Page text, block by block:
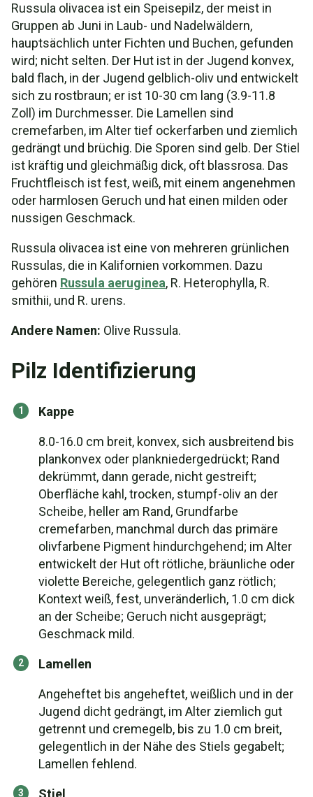
Russula olivacea ist ein Speisepilz, der meist in
Gruppen ab Juni in Laub- und Nadelwäldern,
hauptsächlich unter Fichten und Buchen, gefunden
wird; nicht selten. Der Hut ist in der Jugend konvex,
bald flach, in der Jugend gelblich-oliv und entwickelt
sich zu rostbraun; er ist 10-30 cm lang (3.9-11.8
Zoll) im Durchmesser. Die Lamellen sind
cremefarben, im Alter tief ockerfarben und ziemlich
gedrängt und brüchig. Die Sporen sind gelb. Der Stiel
ist kräftig und gleichmäßig dick, oft blassrosa. Das
Fruchtfleisch ist fest, weiß, mit einem angenehmen
oder harmlosen Geruch und hat einen milden oder
nussigen Geschmack.
Russula olivacea ist eine von mehreren grünlichen
Russulas, die in Kalifornien vorkommen. Dazu
gehören Russula aeruginea, R. Heterophylla, R.
smithii, und R. urens.
Andere Namen: Olive Russula.
Pilz Identifizierung
Kappe
8.0-16.0 cm breit, konvex, sich ausbreitend bis
plankonvex oder plankniedergedrückt; Rand
dekrümmt, dann gerade, nicht gestreift;
Oberfläche kahl, trocken, stumpf-oliv an der
Scheibe, heller am Rand, Grundfarbe
cremefarben, manchmal durch das primäre
olivfarbene Pigment hindurchgehend; im Alter
entwickelt der Hut oft rötliche, bräunliche oder
violette Bereiche, gelegentlich ganz rötlich;
Kontext weiß, fest, unveränderlich, 1.0 cm dick
an der Scheibe; Geruch nicht ausgeprägt;
Geschmack mild.
Lamellen
Angeheftet bis angeheftet, weißlich und in der
Jugend dicht gedrängt, im Alter ziemlich gut
getrennt und cremegelb, bis zu 1.0 cm breit,
gelegentlich in der Nähe des Stiels gegabelt;
Lamellen fehlend.
Stiel